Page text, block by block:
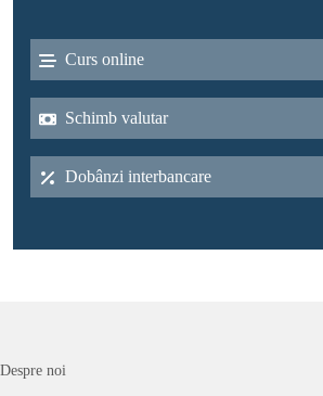
Curs online
Schimb valutar
Dobânzi interbancare
Despre noi